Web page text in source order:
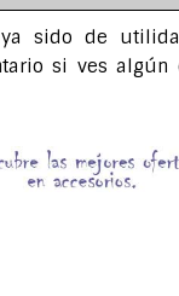
sido de
si ves algún